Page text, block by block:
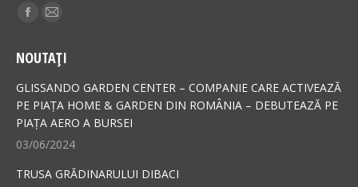
Find us on:
Facebook
opens
in
new
window
Mail
opens
in
new
window
NOUTAȚI
GLISSANDO GARDEN CENTER – COMPANIE CARE ACTIVEAZĂ
PE PIAȚA HOME & GARDEN DIN ROMÂNIA – DEBUTEAZĂ PE
PIAȚA AERO A BURSEI
03/06/2024
TRUSA GRĂDINARULUI DIBACI